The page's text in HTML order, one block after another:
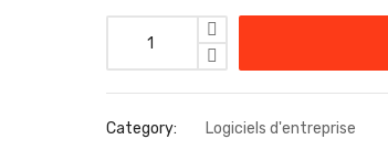
quantité de FRAUD PREV AUTO +
Category: Logiciels d'entreprise